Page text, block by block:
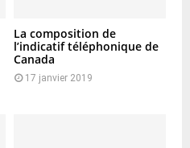
La composition de
l’indicatif téléphonique de
Canada
17 janvier 2019